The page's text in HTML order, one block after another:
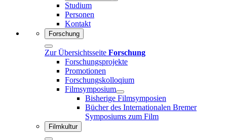
Studium
Personen
Kontakt
Forschung
Zur Übersichtsseite Forschung
Forschungsprojekte
Promotionen
Forschungskolloqium
Filmsymposium
Bisherige Filmsymposien
Bücher des Internationalen Bremer
Symposiums zum Film
Filmkultur